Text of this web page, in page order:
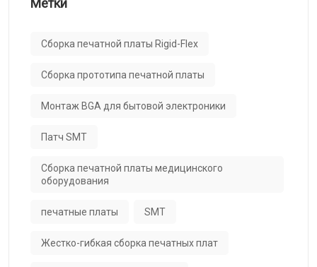
Сборка печатной платы Rigid-Flex
Сборка прототипа печатной платы
Монтаж BGA для бытовой электроники
Патч SMT
Сборка печатной платы медицинского
оборудования
печатные платы SMT
Жестко-гибкая сборка печатных плат